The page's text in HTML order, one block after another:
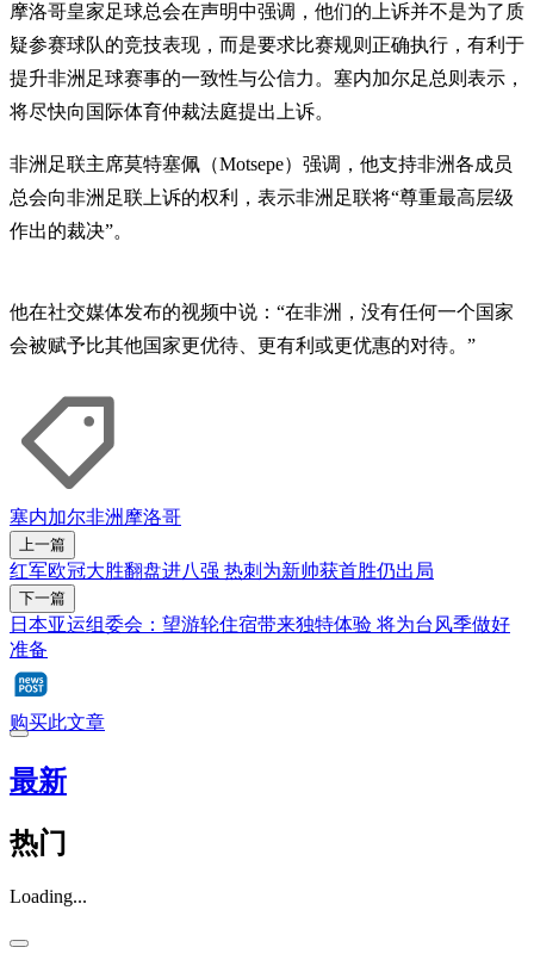
摩洛哥皇家足球总会在声明中强调，他们的上诉并不是为了质
疑参赛球队的竞技表现，而是要求比赛规则正确执行，有利于
提升非洲足球赛事的一致性与公信力。塞内加尔足总则表示，
将尽快向国际体育仲裁法庭提出上诉。
非洲足联主席莫特塞佩（Motsepe）强调，他支持非洲各成员
总会向非洲足联上诉的权利，表示非洲足联将“尊重最高层级
作出的裁决”。
他在社交媒体发布的视频中说：“在非洲，没有任何一个国家
会被赋予比其他国家更优待、更有利或更优惠的对待。”
塞内加尔非洲 摩洛哥
上一篇
红军欧冠大胜翻盘进八强 热刺为新帅获首胜仍出局
下一篇
日本亚运组委会：望游轮住宿带来独特体验 将为台风季做好
准备
购买此文章
最新
热门
Loading...